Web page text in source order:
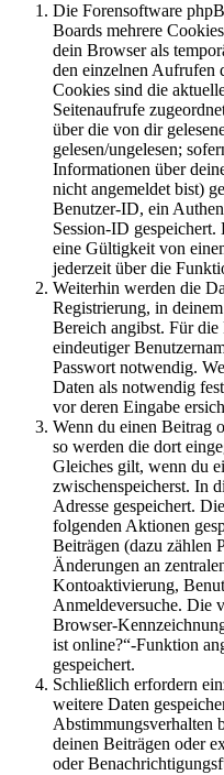
Die Forensoftware
Boards mehrere
dein Browser als
den einzelnen Aufrufen
Cookies sind die
Seitenaufrufe
über die von dir
gelesen/ungelesen;
Informationen über
nicht angemeldet bist)
Benutzer-ID, ein
Session-ID
eine Gültigkeit von
jederzeit über die
Weiterhin werden die
Registrierung, in
Bereich angibst. Für die
eindeutiger
Passwort notwendig.
Daten als notwendig
vor deren Eingabe
Wenn du einen Beitrag
so werden die dort
Gleiches gilt, wenn du
zwischenspeicherst. In
Adresse gespeichert.
folgenden Aktionen
Beiträgen (dazu zählen
Änderungen an
Kontoaktivierung,
Anmeldeversuche. Die
Browser-
ist online?“-Funktion
gespeichert.
Schließlich erfordern
weitere Daten
Abstimmungsverhalten
deinen Beiträgen oder
oder